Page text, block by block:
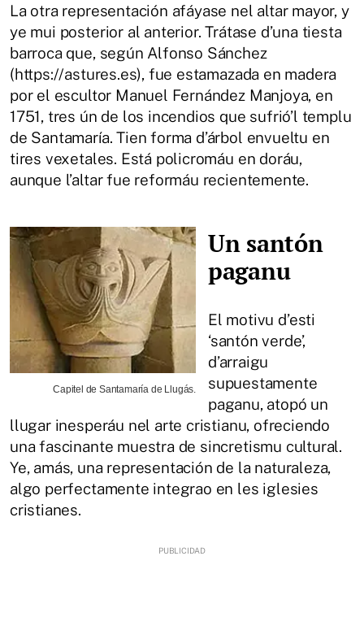
La otra representación afáyase nel altar mayor, y
ye mui posterior al anterior. Trátase d’una tiesta
barroca que, según Alfonso Sánchez
(https://astures.es), fue estamazada en madera
por el escultor Manuel Fernández Manjoya, en
1751, tres ún de los incendios que sufrió’l templu
de Santamaría. Tien forma d’árbol envueltu en
tires vexetales. Está policromáu en doráu,
aunque l’altar fue reformáu recientemente.
Capitel de Santamaría de Llugás.
Un santón
paganu
El motivu d’esti
‘santón verde’,
d’arraigu
supuestamente
paganu, atopó un
llugar inesperáu nel arte cristianu, ofreciendo
una fascinante muestra de sincretismu cultural.
Ye, amás, una representación de la naturaleza,
algo perfectamente integrao en les iglesies
cristianes.